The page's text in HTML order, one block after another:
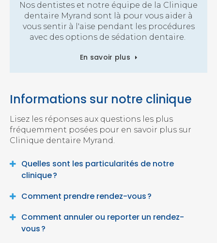
Nos dentistes et notre équipe de la Clinique
dentaire Myrand sont là pour vous aider à
vous sentir à l'aise pendant les procédures
avec des options de sédation dentaire.
En savoir plus
Informations sur notre clinique
Lisez les réponses aux questions les plus
fréquemment posées pour en savoir plus sur
Clinique dentaire Myrand
Quelles sont les particularités de notre
clinique ?
Comment prendre rendez-vous ?
Comment annuler ou reporter un rendez-
vous ?